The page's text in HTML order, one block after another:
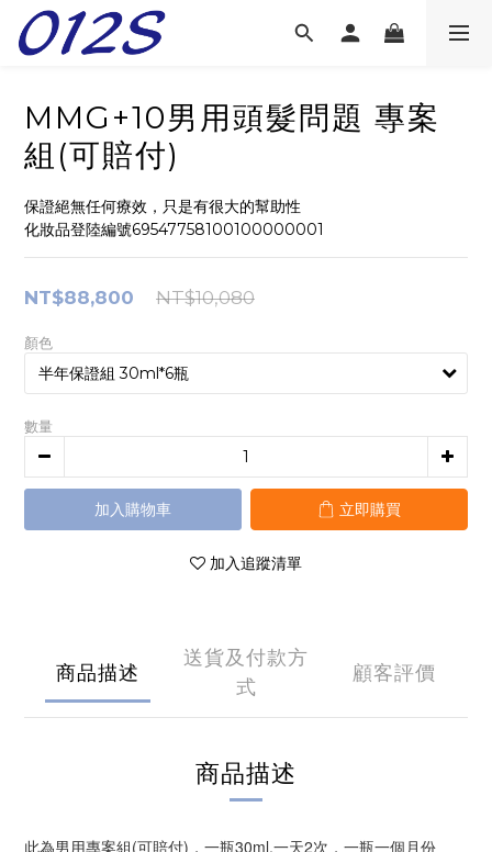
MMG+10男用頭髮問題 專案
組(可賠付)
保證絕無任何療效，只是有很大的幫助性
化妝品登陸編號69547758100100000001
NT$10,080
NT$88,800
顏色
數量
加入購物車 立即購買
加入追蹤清單
商品描述
送貨及付款方
式
顧客評價
商品描述
此為男用專案組(可賠付)，一瓶30ml,一天2次，一瓶一個月份